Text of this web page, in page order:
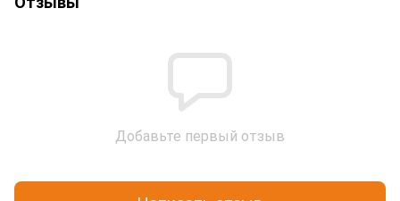
Добавьте первый отзыв